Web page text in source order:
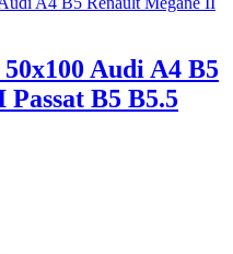
Audi A4 B5
B5 B5.5